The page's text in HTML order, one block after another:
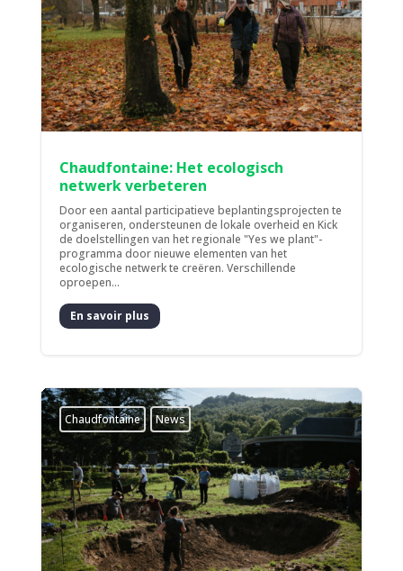
Chaudfontaine: Het ecologisch
netwerk verbeteren
Door een aantal participatieve beplantingsprojecten te
organiseren, ondersteunen de lokale overheid en Kick
de doelstellingen van het regionale "Yes we plant"-
programma door nieuwe elementen van het
ecologische netwerk te creëren. Verschillende
oproepen...
En savoir plus
Chaudfontaine News